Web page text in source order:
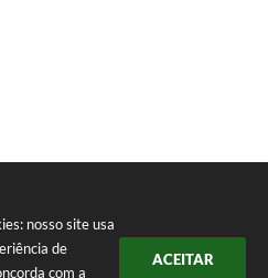
nosso site usa
de
com a
ACEITAR